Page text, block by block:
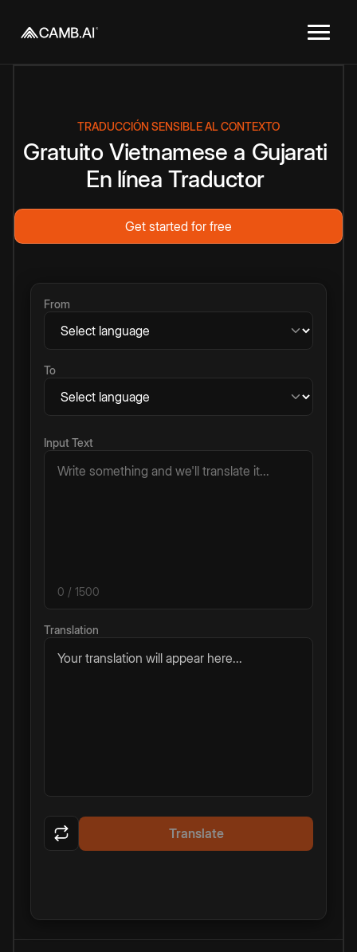
TRADUCCIÓN SENSIBLE AL CONTEXTO
Gratuito Vietnamese a Gujarati
En línea Traductor
Get started for free
From
To
Input Text
0 / 1500
Translation
Your translation will appear here...
Translate